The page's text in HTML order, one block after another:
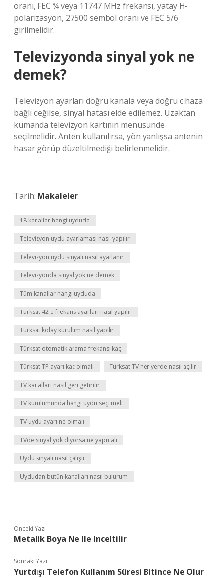
oranı, FEC ¾ veya 11747 MHz frekansı, yatay H-
polarizasyon, 27500 sembol oranı ve FEC 5/6
girilmelidir.
Televizyonda sinyal yok ne
demek?
Televizyon ayarları doğru kanala veya doğru cihaza
bağlı değilse, sinyal hatası elde edilemez. Uzaktan
kumanda televizyon kartının menüsünde
seçilmelidir. Anten kullanılırsa, yön yanlışsa antenin
hasar görüp düzeltilmediği belirlenmelidir.
Tarih: Makaleler
18 kanallar hangi uyduda
Televizyon uydu ayarlaması nasıl yapılır
Televizyon uydu sinyali nasıl ayarlanır
Televizyonda sinyal yok ne demek
Tüm kanallar hangi uyduda
Türksat 42 e frekans ayarları nasıl yapılır
Türksat kolay kurulum nasıl yapılır
Türksat otomatik arama frekansı kaç
Türksat TP ayarı kaç olmalı Türksat TV her yerde nasıl açılır
TV kanalları nasıl geri getirilir
TV kurulumunda hangi uydu seçilmeli
TV uydu ayarı ne olmalı
TVde sinyal yok diyorsa ne yapmalı
Uydu sinyali nasıl çalışır
Uydudan bütün kanalları nasıl bulurum
Önceki Yazı
Metalik Boya Ne Ile Inceltilir
Sonraki Yazı
Yurtdışı Telefon Kullanım Süresi Bitince Ne Olur